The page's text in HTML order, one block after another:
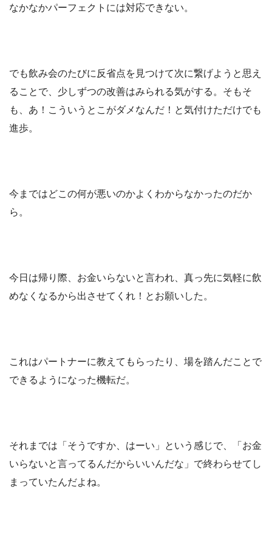
なかなかパーフェクトには対応できない。
でも飲み会のたびに反省点を見つけて次に繋げようと思え
ることで、少しずつの改善はみられる気がする。そもそ
も、あ！こういうとこがダメなんだ！と気付けただけでも
進歩。
今まではどこの何が悪いのかよくわからなかったのだか
ら。
今日は帰り際、お金いらないと言われ、真っ先に気軽に飲
めなくなるから出させてくれ！とお願いした。
これはパートナーに教えてもらったり、場を踏んだことで
できるようになった機転だ。
それまでは「そうですか、はーい」という感じで、「お金
いらないと言ってるんだからいいんだな」で終わらせてし
まっていたんだよね。